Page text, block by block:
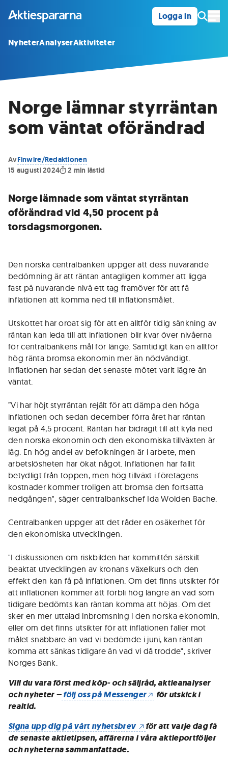
Logga in
NyheterAnalyserAktiviteter
Norge lämnar styrräntan
som väntat oförändrad
AvFinwire/Redaktionen
15 augusti 2024
2 min lästid
Norge lämnade som väntat styrräntan
oförändrad vid 4,50 procent på
torsdagsmorgonen.
Den norska centralbanken uppger att dess nuvarande
bedömning är att räntan antagligen kommer att ligga
fast på nuvarande nivå ett tag framöver för att få
inflationen att komma ned till inflationsmålet.
Utskottet har oroat sig för att en alltför tidig sänkning av
räntan kan leda till att inflationen blir kvar över nivåerna
för centralbankens mål för länge. Samtidigt kan en alltför
hög ränta bromsa ekonomin mer än nödvändigt.
Inflationen har sedan det senaste mötet varit lägre än
väntat.
”Vi har höjt styrräntan rejält för att dämpa den höga
inflationen och sedan december förra året har räntan
legat på 4,5 procent. Räntan har bidragit till att kyla ned
den norska ekonomin och den ekonomiska tillväxten är
låg. En hög andel av befolkningen är i arbete, men
arbetslösheten har ökat något. Inflationen har fallit
betydligt från toppen, men hög tillväxt i företagens
kostnader kommer troligen att bromsa den fortsatta
nedgången", säger centralbankschef Ida Wolden Bache.
Centralbanken uppger att det råder en osäkerhet för
den ekonomiska utvecklingen.
"I diskussionen om riskbilden har kommittén särskilt
beaktat utvecklingen av kronans växelkurs och den
effekt den kan få på inflationen. Om det finns utsikter för
att inflationen kommer att förbli hög längre än vad som
tidigare bedömts kan räntan komma att höjas. Om det
sker en mer uttalad inbromsning i den norska ekonomin,
eller om det finns utsikter för att inflationen faller mot
målet snabbare än vad vi bedömde i juni, kan räntan
komma att sänkas tidigare än vad vi då trodde", skriver
Norges Bank.
Vill du vara först med köp- och säljråd, aktieanalyser
och nyheter –följ oss på Messenger
för utskick i
realtid.
Signa upp dig på vårt nyhetsbrev
för att varje dag få
de senaste aktietipsen, affärerna i våra aktieportföljer
och nyheterna sammanfattade.